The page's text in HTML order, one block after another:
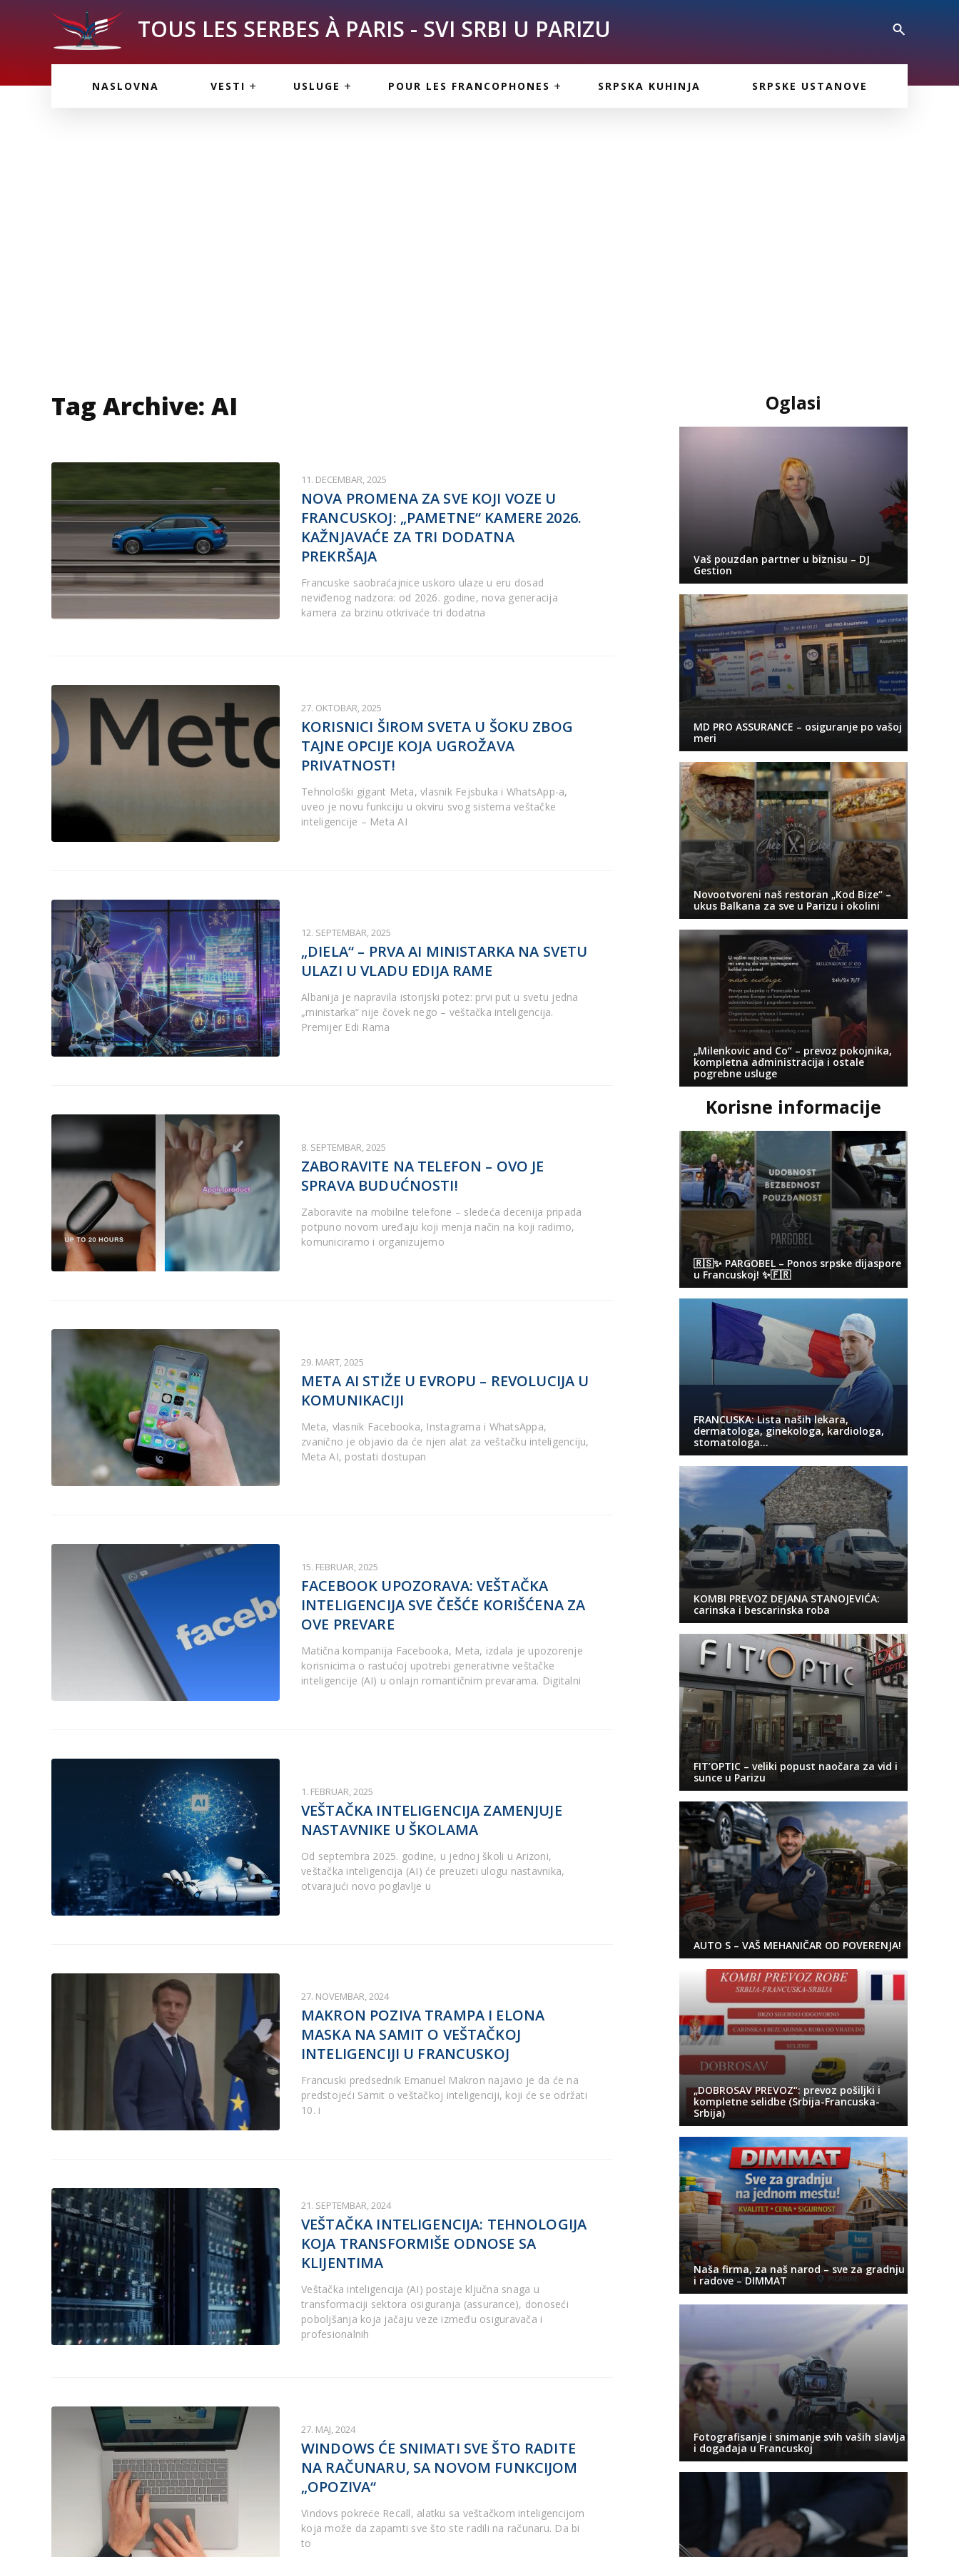
TOUS LES SERBES À PARIS - SVI SRBI U PARIZU
NASLOVNA VESTI USLUGE POUR LES FRANCOPHONES
PARIS
SRPSKA KUHINJA SRPSKE USTANOVE
Tag Archive: AI
11. DECEMBAR, 2025
NOVA PROMENA ZA SVE KOJI VOZE U
FRANCUSKOJ: „PAMETNE“ KAMERE 2026.
KAŽNJAVAĆE ZA TRI DODATNA
PREKRŠAJA
Francuske saobraćajnice uskoro ulaze u eru dosad
neviđenog nadzora: od 2026. godine, nova generacija
kamera za brzinu otkrivaće tri dodatna
27. OKTOBAR, 2025
KORISNICI ŠIROM SVETA U ŠOKU ZBOG
TAJNE OPCIJE KOJA UGROŽAVA
PRIVATNOST!
Tehnološki gigant Meta, vlasnik Fejsbuka i WhatsApp-a,
uveo je novu funkciju u okviru svog sistema veštačke
inteligencije – Meta AI
12. SEPTEMBAR, 2025
„DIELA“ – PRVA AI MINISTARKA NA SVETU
ULAZI U VLADU EDIJA RAME
Albanija je napravila istorijski potez: prvi put u svetu jedna
„ministarka“ nije čovek nego – veštačka inteligencija.
Premijer Edi Rama
8. SEPTEMBAR, 2025
ZABORAVITE NA TELEFON – OVO JE
SPRAVA BUDUĆNOSTI!
Zaboravite na mobilne telefone – sledeća decenija pripada
potpuno novom uređaju koji menja način na koji radimo,
komuniciramo i organizujemo
29. MART, 2025
META AI STIŽE U EVROPU – REVOLUCIJA U
KOMUNIKACIJI
Meta, vlasnik Facebooka, Instagrama i WhatsAppa,
zvanično je objavio da će njen alat za veštačku inteligenciju,
Meta AI, postati dostupan
15. FEBRUAR, 2025
FACEBOOK UPOZORAVA: VEŠTAČKA
INTELIGENCIJA SVE ČEŠĆE KORIŠĆENA ZA
OVE PREVARE
Matična kompanija Facebooka, Meta, izdala je upozorenje
korisnicima o rastućoj upotrebi generativne veštačke
inteligencije (AI) u onlajn romantičnim prevarama. Digitalni
1. FEBRUAR, 2025
VEŠTAČKA INTELIGENCIJA ZAMENJUJE
NASTAVNIKE U ŠKOLAMA
Od septembra 2025. godine, u jednoj školi u Arizoni,
veštačka inteligencija (AI) će preuzeti ulogu nastavnika,
otvarajući novo poglavlje u
27. NOVEMBAR, 2024
MAKRON POZIVA TRAMPA I ELONA
MASKA NA SAMIT O VEŠTAČKOJ
INTELIGENCIJI U FRANCUSKOJ
Francuski predsednik Emanuel Makron najavio je da će na
predstojeći Samit o veštačkoj inteligenciji, koji će se održati
10. i
21. SEPTEMBAR, 2024
VEŠTAČKA INTELIGENCIJA: TEHNOLOGIJA
KOJA TRANSFORMIŠE ODNOSE SA
KLIJENTIMA
Veštačka inteligencija (AI) postaje ključna snaga u
transformaciji sektora osiguranja (assurance), donoseći
poboljšanja koja jačaju veze između osiguravača i
profesionalnih
27. MAJ, 2024
WINDOWS ĆE SNIMATI SVE ŠTO RADITE
NA RAČUNARU, SA NOVOM FUNKCIJOM
„OPOZIVA“
Vindovs pokreće Recall, alatku sa veštačkom inteligencijom
koja može da zapamti sve što ste radili na računaru. Da bi
to
Oglasi
Vaš pouzdan partner u biznisu – DJ
Gestion
MD PRO ASSURANCE – osiguranje po vašoj
meri
Novootvoreni naš restoran „Kod Bize“ –
ukus Balkana za sve u Parizu i okolini
„Milenkovic and Co“ – prevoz pokojnika,
kompletna administracija i ostale
pogrebne usluge
Korisne informacije
🇷🇸✨ PARGOBEL – Ponos srpske dijaspore
u Francuskoj! ✨🇫🇷
FRANCUSKA: Lista naših lekara,
dermatologa, ginekologa, kardiologa,
stomatologa…
KOMBI PREVOZ DEJANA STANOJEVIĆA:
carinska i bescarinska roba
FIT’OPTIC – veliki popust naočara za vid i
sunce u Parizu
AUTO S – VAŠ MEHANIČAR OD POVERENJA!
„DOBROSAV PREVOZ“: prevoz pošiljki i
kompletne selidbe (Srbija-Francuska-
Srbija)
Naša firma, za naš narod – sve za gradnju
i radove – DIMMAT
Fotografisanje i snimanje svih vaših slavlja
i događaja u Francuskoj